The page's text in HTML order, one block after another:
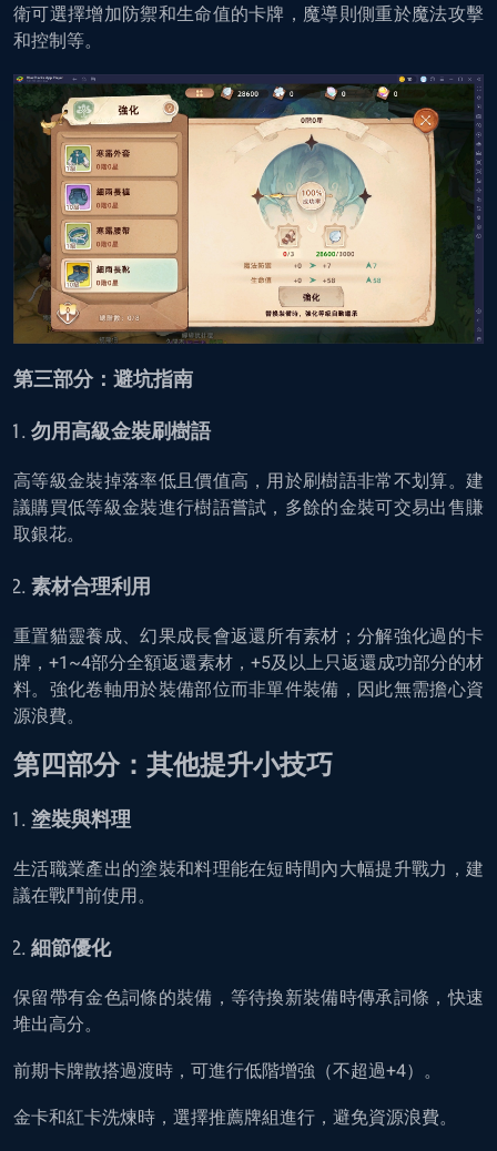
衛可選擇增加防禦和生命值的卡牌，魔導則側重於魔法攻擊
和控制等。
第三部分：避坑指南
勿用高級金裝刷樹語
高等級金裝掉落率低且價值高，用於刷樹語非常不划算。建
議購買低等級金裝進行樹語嘗試，多餘的金裝可交易出售賺
取銀花。
素材合理利用
重置貓靈養成、幻果成長會返還所有素材；分解強化過的卡
牌，+1~4部分全額返還素材，+5及以上只返還成功部分的材
料。強化卷軸用於裝備部位而非單件裝備，因此無需擔心資
源浪費。
第四部分：其他提升小技巧
塗裝與料理
生活職業產出的塗裝和料理能在短時間內大幅提升戰力，建
議在戰鬥前使用。
細節優化
保留帶有金色詞條的裝備，等待換新裝備時傳承詞條，快速
堆出高分。
前期卡牌散搭過渡時，可進行低階增強（不超過+4）。
金卡和紅卡洗煉時，選擇推薦牌組進行，避免資源浪費。